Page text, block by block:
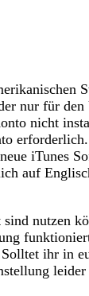
nur für den
nicht
iTunes
auf
nutzen
ihr in
leider